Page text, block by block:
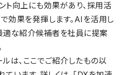
ト向上にも効果があり、採用活
効果を発揮します。AIを活用し
適な紹介候補者を社員に提案
は、ここでご紹介したもの以